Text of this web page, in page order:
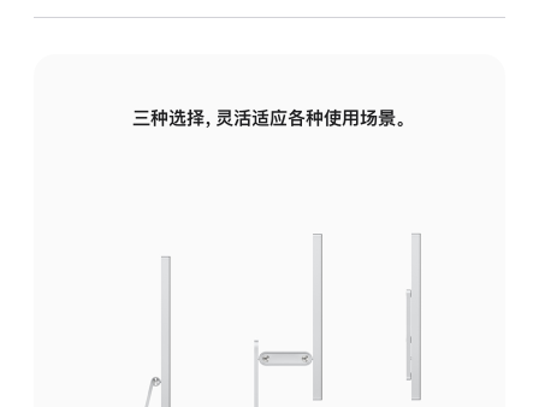
三种选择，灵活适应各种使用场景。